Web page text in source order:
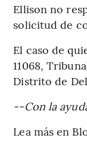
Ellison no
solicitud de
El caso de
11068,
Distrito de
--Con la
Lea más en